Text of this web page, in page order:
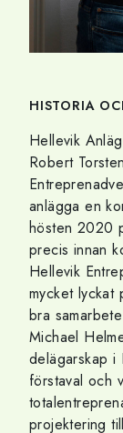
HISTORIA
Hellevik
Robert
anlägga en
hösten 2020
precis innan
Hellevik
mycket lyckat
bra
Michael
delägarskap i
förstaval och
projektering